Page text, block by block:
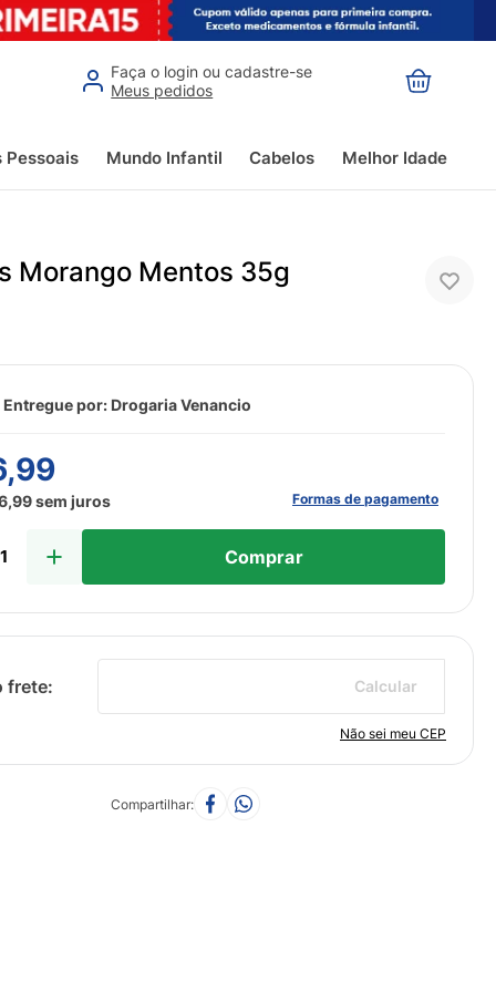
Faça o login ou cadastre-se
Meus pedidos
Pessoais Mundo Infantil Cabelos Melhor Idade
Morango Mentos 35g
Entregue por: Drogaria Venancio
,99
,99sem juros Formas de pagamento
Comprar
Não sei meu CEP
Calcular
Compartilhar